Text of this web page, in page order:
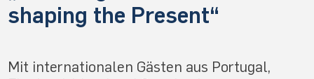
shaping the Present“
Mit internationalen Gästen aus Portugal,